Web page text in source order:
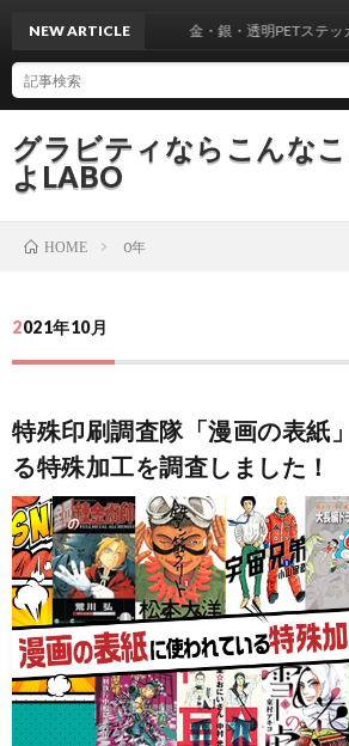
グラビティならこんな
よLABO
NEW ARTICLE 金・銀・透明PETステッ
HOME 0年
2021年10月
特殊印刷調査隊「漫画の表紙
る特殊加工を調査しました！